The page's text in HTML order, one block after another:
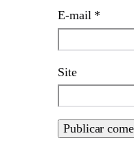
E-mail *
Site